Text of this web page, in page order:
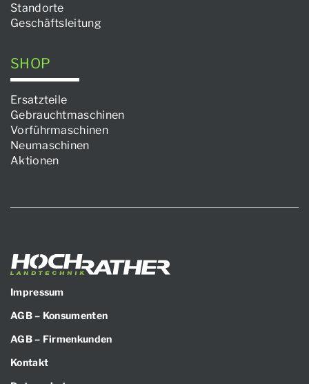
Standorte
Geschäftsleitung
SHOP
Ersatzteile
Gebrauchtmaschinen
Vorführmaschinen
Neumaschinen
Aktionen
Impressum
AGB – Konsumenten
AGB – Firmenkunden
Kontakt